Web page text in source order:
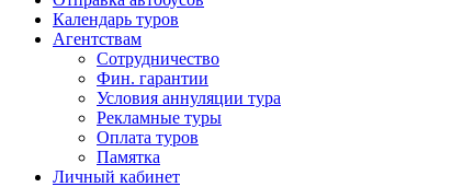
Календарь туров
Агентствам
Сотрудничество
Фин. гарантии
Условия аннуляции тура
Рекламные туры
Оплата туров
Памятка
Личный кабинет